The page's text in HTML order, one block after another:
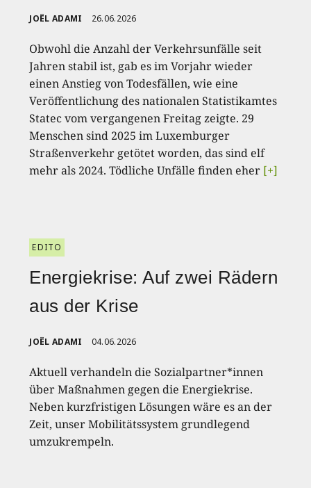
JOËL ADAMI 26.06.2026
Obwohl die Anzahl der Verkehrsunfälle seit
Jahren stabil ist, gab es im Vorjahr wieder
einen Anstieg von Todesfällen, wie eine
Veröffentlichung des nationalen Statistikamtes
Statec vom vergangenen Freitag zeigte. 29
Menschen sind 2025 im Luxemburger
Straßenverkehr getötet worden, das sind elf
mehr als 2024. Tödliche Unfälle finden eher [+]
EDITO
Energiekrise: Auf zwei Rädern
aus der Krise
JOËL ADAMI 04.06.2026
Aktuell verhandeln die Sozialpartner*innen
über Maßnahmen gegen die Energiekrise.
Neben kurzfristigen Lösungen wäre es an der
Zeit, unser Mobilitätssystem grundlegend
umzukrempeln.